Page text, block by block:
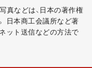
真などは、日本の著作権
日本商工会議所など著
ット送信などの方法で